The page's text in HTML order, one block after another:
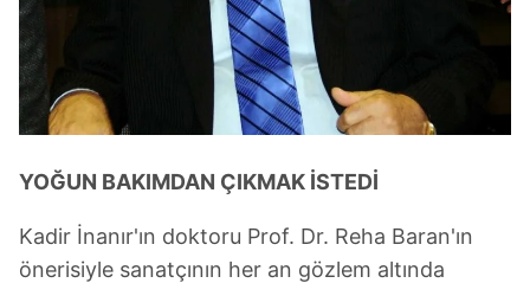
için Ayarlar butonuna tıklayabilir,
Çerez Bilgilendirme
Metnimizi
ziyaret edebilirsiniz.
6698 sayılı Kişisel Verilerin Korunması Kanunu uyarınca
ilgili mevzuata uygun olarak kullanılan çerezlerle ilgili bilgi
tıklayınız
YOĞUN BAKIMDAN ÇIKMAK İSTEDİ
Kadir İnanır'ın doktoru Prof. Dr. Reha Baran'ın
önerisiyle sanatçının her an gözlem altında